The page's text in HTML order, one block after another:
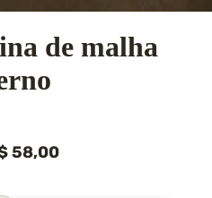
de malha
58,00